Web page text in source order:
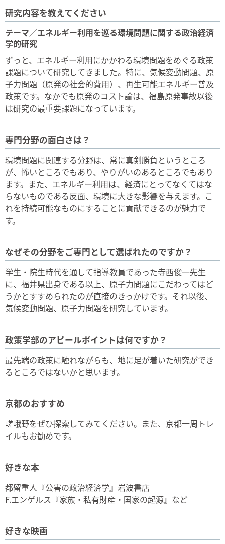
研究内容を教えてください
テーマ／エネルギー利用を巡る環境問題に関する政治経済
学的研究
ずっと、エネルギー利用にかかわる環境問題をめぐる政策
課題について研究してきました。特に、気候変動問題、原
子力問題（原発の社会的費用）、再生可能エネルギー普及
政策です。なかでも原発のコスト論は、福島原発事故以後
は研究の最重要課題になっています。
専門分野の面白さは？
環境問題に関連する分野は、常に真剣勝負というところ
が、怖いところでもあり、やりがいのあるところでもあり
ます。また、エネルギー利用は、経済にとってなくてはな
らないものである反面、環境に大きな影響を与えます。こ
れを持続可能なものにすることに貢献できるのが魅力で
す。
なぜその分野をご専門として選ばれたのですか？
学生・院生時代を通して指導教員であった寺西俊一先生
に、福井県出身である以上、原子力問題にこだわってはど
うかとすすめられたのが直接のきっかけです。それ以後、
気候変動問題、原子力問題を研究しています。
政策学部のアピールポイントは何ですか？
最先端の政策に触れながらも、地に足が着いた研究ができ
るところではないかと思います。
京都のおすすめ
嵯峨野をぜひ探索してみてください。また、京都一周トレ
イルもお勧めです。
好きな本
都留重人『公害の政治経済学』岩波書店
F.エンゲルス『家族・私有財産・国家の起源』など
好きな映画